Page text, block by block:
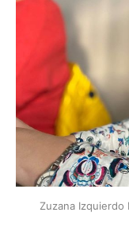
Zuzana